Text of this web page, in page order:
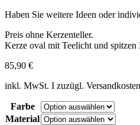
Haben Sie weitere Ideen oder
Preis ohne Kerzenteller.
Kerze oval mit Teelicht und
85,90 €
inkl. MwSt. I zuzügl.
Farbe
Material